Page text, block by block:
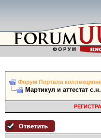
Форум Портала
Мартикул и аттестат